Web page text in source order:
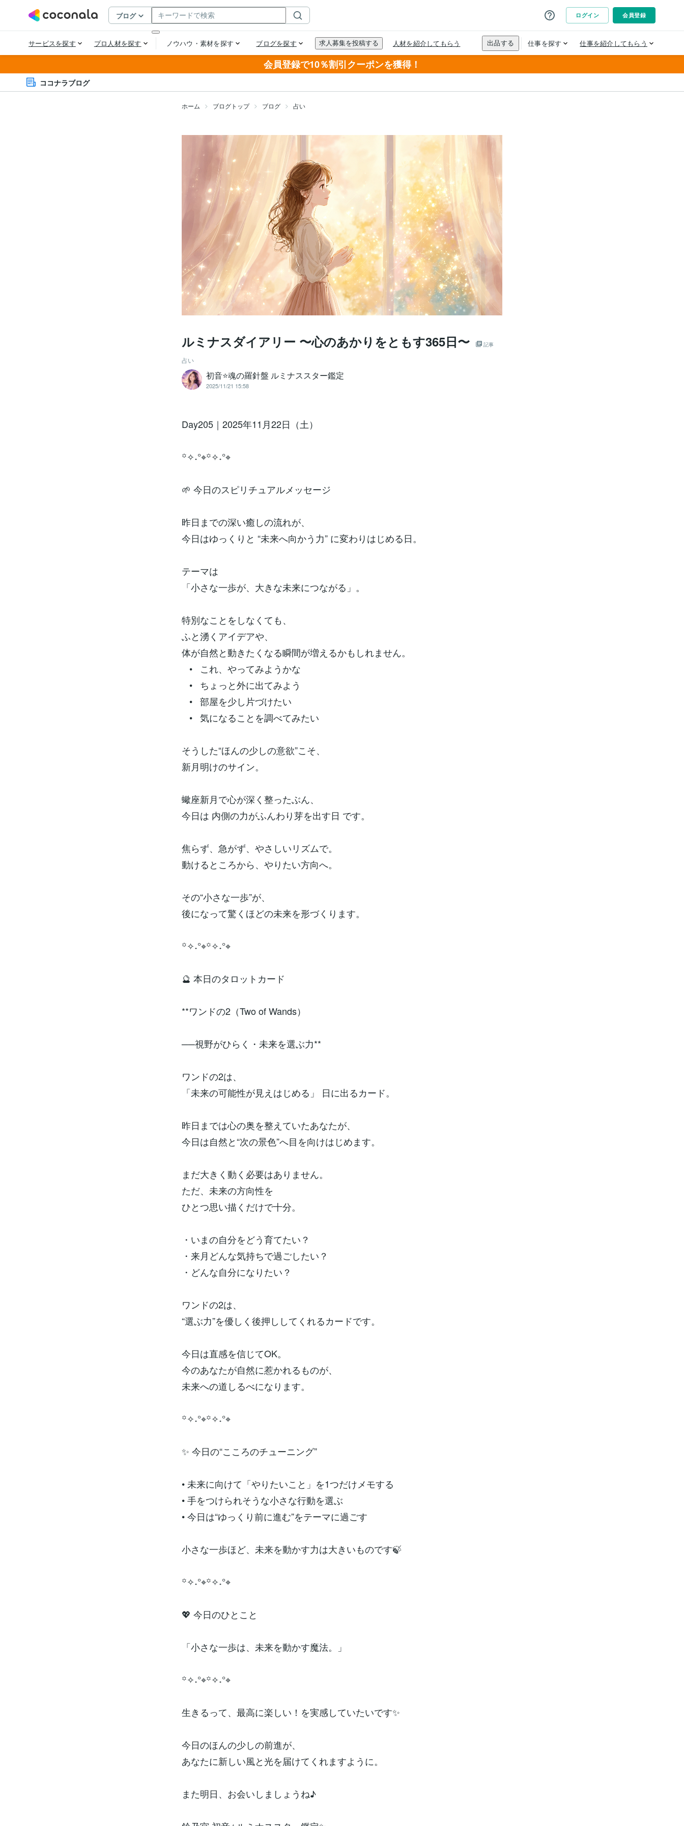
会員登録で10％割引クーポンを獲得！
ココナラブログ
ホーム ブログトップ ブログ 占い
ルミナスダイアリー 〜心のあかりをともす365日〜 記事
占い
初音⭐️魂の羅針盤 ルミナススター鑑定
2025/11/21 15:58
Day205｜2025年11月22日（土）
꙳✧˖°⌖꙳✧˖°⌖
🌱 今日のスピリチュアルメッセージ
昨日までの深い癒しの流れが、
今日はゆっくりと “未来へ向かう力” に変わりはじめる日。
テーマは
「小さな一歩が、大きな未来につながる」。
特別なことをしなくても、
ふと湧くアイデアや、
体が自然と動きたくなる瞬間が増えるかもしれません。
• これ、やってみようかな
• ちょっと外に出てみよう
• 部屋を少し片づけたい
• 気になることを調べてみたい
そうした“ほんの少しの意欲”こそ、
新月明けのサイン。
蠍座新月で心が深く整ったぶん、
今日は 内側の力がふんわり芽を出す日 です。
焦らず、急がず、やさしいリズムで。
動けるところから、やりたい方向へ。
その“小さな一歩”が、
後になって驚くほどの未来を形づくります。
꙳✧˖°⌖꙳✧˖°⌖
🔮 本日のタロットカード
**ワンドの2（Two of Wands）
──視野がひらく・未来を選ぶ力**
ワンドの2は、
「未来の可能性が見えはじめる」 日に出るカード。
昨日までは心の奥を整えていたあなたが、
今日は自然と“次の景色”へ目を向けはじめます。
まだ大きく動く必要はありません。
ただ、未来の方向性を
ひとつ思い描くだけで十分。
・いまの自分をどう育てたい？
・来月どんな気持ちで過ごしたい？
・どんな自分になりたい？
ワンドの2は、
“選ぶ力”を優しく後押ししてくれるカードです。
今日は直感を信じてOK。
今のあなたが自然に惹かれるものが、
未来への道しるべになります。
꙳✧˖°⌖꙳✧˖°⌖
✨ 今日の“こころのチューニング”
• 未来に向けて「やりたいこと」を1つだけメモする
• 手をつけられそうな小さな行動を選ぶ
• 今日は“ゆっくり前に進む”をテーマに過ごす
小さな一歩ほど、未来を動かす力は大きいものです🍃
꙳✧˖°⌖꙳✧˖°⌖
💖 今日のひとこと
「小さな一歩は、未来を動かす魔法。」
꙳✧˖°⌖꙳✧˖°⌖
生きるって、最高に楽しい！を実感していたいです✨
今日のほんの少しの前進が、
あなたに新しい風と光を届けてくれますように。
また明日、お会いしましょうね♪